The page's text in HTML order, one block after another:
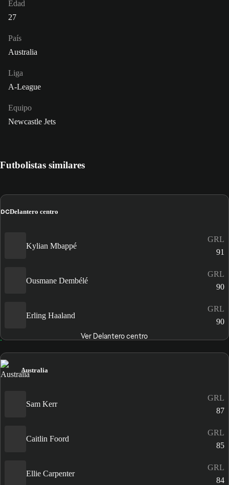
Edad
27
País
Australia
Liga
A-League
Equipo
Newcastle Jets
Futbolistas similares
DCDelantero centro
Kylian Mbappé
GRL
91
Ousmane Dembélé
GRL
90
Erling Haaland
GRL
90
Ver Delantero centro
Australia
Sam Kerr
GRL
87
Caitlin Foord
GRL
85
Ellie Carpenter
GRL
84